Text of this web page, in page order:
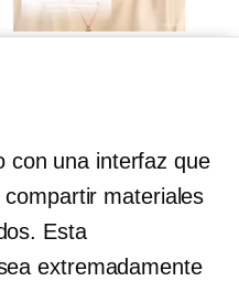
con una interfaz que
materiales
Esta
extremadamente